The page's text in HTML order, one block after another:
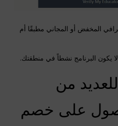
المخفض أو المجاني مطبقًا أم
يكون البرنامج نشطاً في منطقتك.
من
على خصم